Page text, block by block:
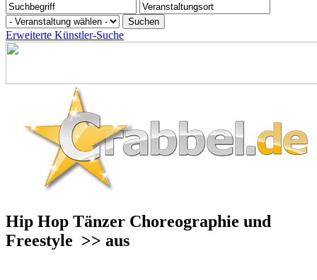
Erweiterte Künstler-Suche
Hip Hop Tänzer Choreographie und
Freestyle >> aus